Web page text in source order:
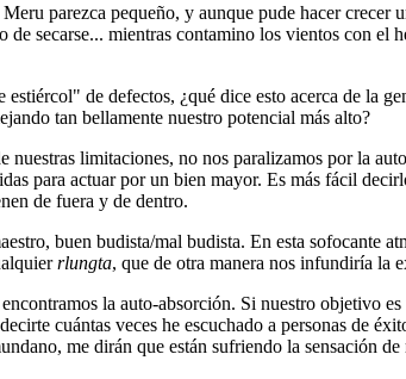
parezca pequeño, y aunque pude hacer
secarse... mientras contamino los vientos con el
de defectos, ¿qué dice esto acerca de la
tan bellamente nuestro potencial más alto?
nuestras limitaciones, no nos paralizamos por la
para actuar por un bien mayor. Es más fácil
de fuera y de dentro.
buen budista/mal budista. En esta sofocante
rlungta, que de otra manera nos infundiría la
la auto-absorción. Si nuestro objetivo
cuántas veces he escuchado a personas de
me dirán que están sufriendo la sensación